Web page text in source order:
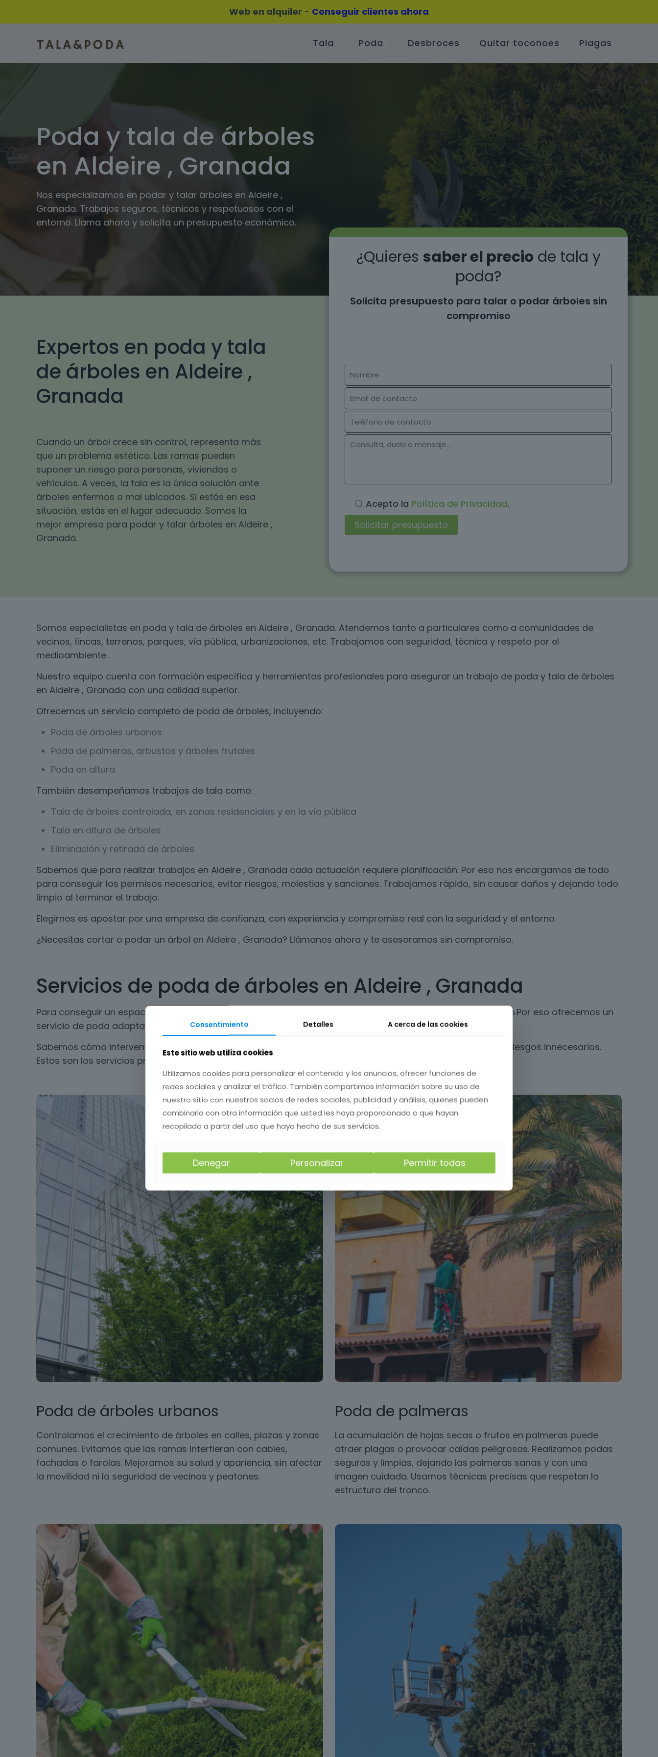
Web en alquiler - Conseguir clientes ahora
Tala Poda Desbroces Quitar toconoes Plagas
Poda y tala de árboles
en Aldeire , Granada
Nos especializamos en podar y talar árboles en Aldeire ,
Granada. Trabajos seguros, técnicos y respetuosos con el
entorno. Llama ahora y solicita un presupuesto económico.
Expertos en poda y tala
de árboles en Aldeire ,
Granada
Cuando un árbol crece sin control, representa más
que un problema estético. Las ramas pueden
suponer un riesgo para personas, viviendas o
vehículos. A veces, la tala es la única solución ante
árboles enfermos o mal ubicados. Si estás en esa
situación, estás en el lugar adecuado. Somos la
mejor empresa para podar y talar árboles en Aldeire ,
Granada.
¿Quieres saber el precio de tala y
poda?
Solicita presupuesto para talar o podar árboles sin
compromiso
Acepto la Política de Privacidad.
Somos especialistas en poda y tala de árboles en Aldeire , Granada. Atendemos tanto a particulares como a comunidades de
vecinos, fincas, terrenos, parques, vía pública, urbanizaciones, etc. Trabajamos con seguridad, técnica y respeto por el
medioambiente .
Nuestro equipo cuenta con formación específica y herramientas profesionales para asegurar un trabajo de poda y tala de árboles
en Aldeire , Granada con una calidad superior.
Ofrecemos un servicio completo de poda de árboles, incluyendo:
Poda de árboles urbanos
Poda de palmeras, arbustos y árboles frutales
Poda en altura
También desempeñamos trabajos de tala como:
Tala de árboles controlada, en zonas residenciales y en la vía pública
Tala en altura de árboles
Eliminación y retirada de árboles
Sabemos que para realizar trabajos en Aldeire , Granada cada actuación requiere planificación. Por eso nos encargamos de todo
para conseguir los permisos necesarios, evitar riesgos, molestias y sanciones. Trabajamos rápido, sin causar daños y dejando todo
limpio al terminar el trabajo.
Elegirnos es apostar por una empresa de confianza, con experiencia y compromiso real con la seguridad y el entorno.
¿Necesitas cortar o podar un árbol en Aldeire , Granada? Llámanos ahora y te asesoramos sin compromiso.
Servicios de poda de árboles en Aldeire , Granada
Para conseguir un espacio seguro y limpio, es necesario realizar un trabajo de poda al menos una vez al año.Por eso ofrecemos un
servicio de poda adaptado a cada tipo de árbol o planta.
Sabemos cómo intervenir los espacios sin dañar el ecosistema, respetando los ciclos naturales y evitando riesgos innecesarios.
Estos son los servicios profesionales que ofrecemos en Aldeire , Granada.
Poda de árboles urbanos
Controlamos el crecimiento de árboles en calles, plazas y zonas
comunes. Evitamos que las ramas interfieran con cables,
fachadas o farolas. Mejoramos su salud y apariencia, sin afectar
la movilidad ni la seguridad de vecinos y peatones.
Poda de palmeras
La acumulación de hojas secas o frutos en palmeras puede
atraer plagas o provocar caídas peligrosas. Realizamos podas
seguras y limpias, dejando las palmeras sanas y con una
imagen cuidada. Usamos técnicas precisas que respetan la
estructura del tronco.
Consentimiento Detalles A cerca de las cookies
Este sitio web utiliza cookies
Utilizamos cookies para personalizar el contenido y los anuncios, ofrecer funciones de
redes sociales y analizar el tráfico. También compartimos información sobre su uso de
nuestro sitio con nuestros socios de redes sociales, publicidad y análisis, quienes pueden
combinarla con otra información que usted les haya proporcionado o que hayan
recopilado a partir del uso que haya hecho de sus servicios.
Denegar Personalizar Permitir todas